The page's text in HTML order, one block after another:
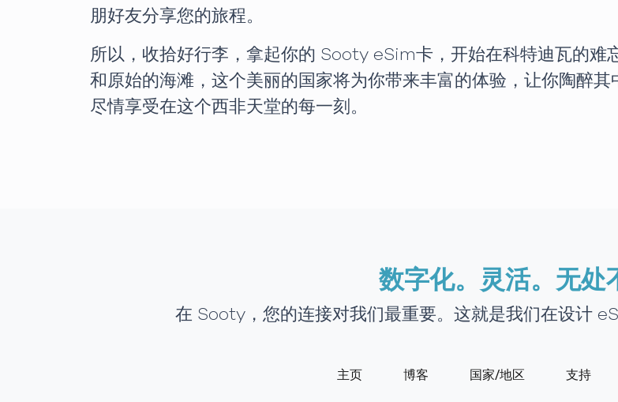
朋好友分享您的旅程。
所以，收拾好行李，拿起你的 Sooty eSim卡，开始在科特迪瓦的难
和原始的海滩，这个美丽的国家将为你带来丰富的体验，让你陶醉
尽情享受在这个西非天堂的每一刻。
数字化。灵活。无处
在 Sooty，您的连接对我们最重要。这就是我们在设计
主页 博客 国家/地区 支持